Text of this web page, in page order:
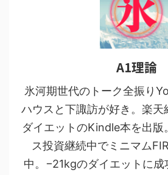
A1理論
氷河期世代のトーク全振り
ハウスと下諏訪が好き。楽天
ダイエットのKindle本を出版
ス投資継続中でミニマム
中。−21kgのダイエットに成